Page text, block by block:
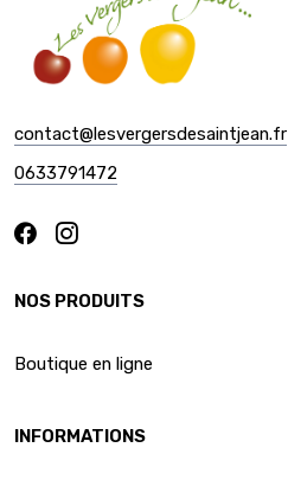
contact@lesvergersdesaintjean.fr
0633791472
NOS PRODUITS
Boutique en ligne
INFORMATIONS